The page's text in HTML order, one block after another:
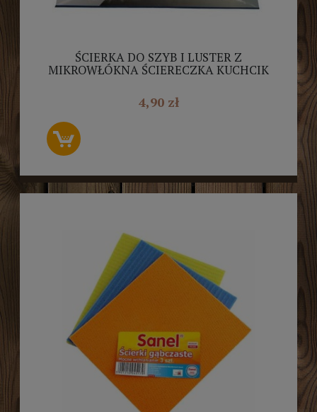
ŚCIERKA DO SZYB I LUSTER Z
MIKROWŁÓKNA ŚCIERECZKA KUCHCIK
4,90 zł